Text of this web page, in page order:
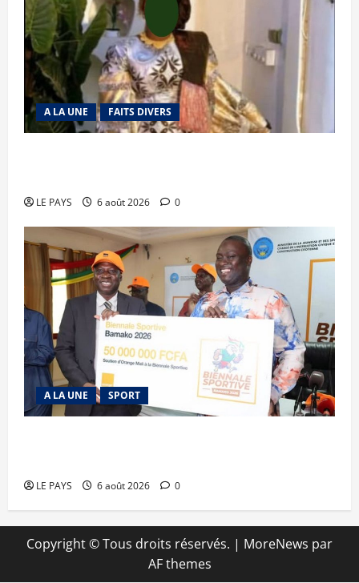
A LA UNE FAITS DIVERS
LE PAYS 6 août 2026 0
A LA UNE SPORT
LE PAYS 6 août 2026 0
Copyright © Tous droits réservés. | MoreNews par
AF themes